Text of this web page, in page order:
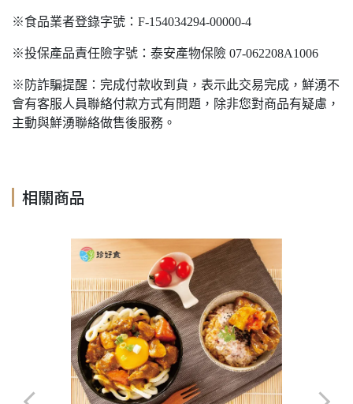
※食品業者登錄字號：F-154034294-00000-4
※投保產品責任險字號：泰安產物保險 07-062208A1006
※防詐騙提醒：完成付款收到貨，表示此交易完成，鮮湧不
會有客服人員聯絡付款方式有問題，除非您對商品有疑慮，
主動與鮮湧聯絡做售後服務。
相關商品